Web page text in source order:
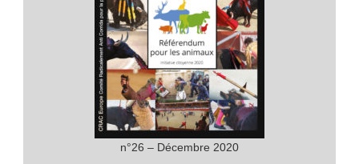
n°26 – Décembre 2020